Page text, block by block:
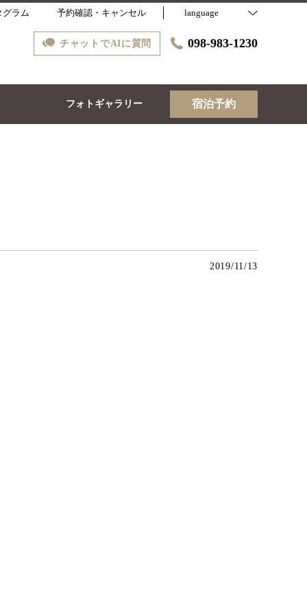
グラム 予約確認・キャンセル language
チャットでAIに質問 098-983-1230
フォトギャラリー 宿泊予約
2019/11/13